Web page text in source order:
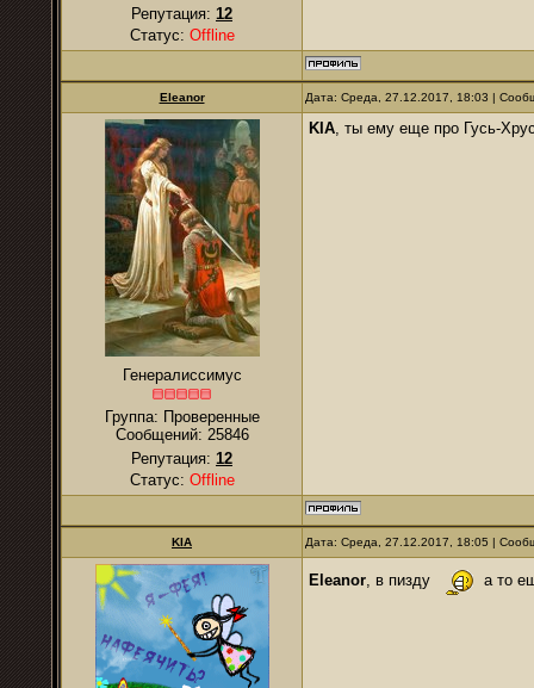
Репутация: 12
Статус: Offline
Eleanor Дата: Среда, 27.12.2017, 18:03 |
Генералиссимус
Группа: Проверенные
Сообщений: 25846
Репутация: 12
Статус: Offline
KIA, ты ему еще про Гусь-
KIA Дата: Среда, 27.12.2017, 18:05 |
Eleanor , в пизду а то